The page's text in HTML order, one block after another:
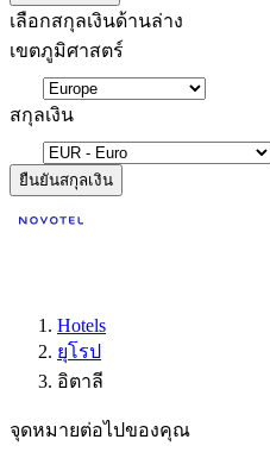
เลือกสกุลเงินด้านล่าง
เขตภูมิศาสตร์
สกุลเงิน
ยืนยันสกุลเงิน
Hotels
ยุโรป
อิตาลี
จุดหมายต่อไปของคุณ